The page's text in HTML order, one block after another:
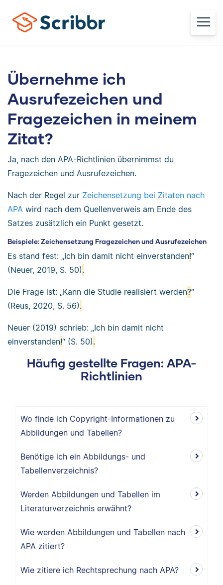
Übernehme ich
Ausrufezeichen und
Fragezeichen in meinem
Zitat?
Ja, nach den APA-Richtlinien übernimmst du
Fragezeichen und Ausrufezeichen.
Nach der Regel zur Zeichensetzung bei Zitaten nach
APA wird nach dem Quellenverweis am Ende des
Satzes zusätzlich ein Punkt gesetzt.
Beispiele: Zeichensetzung Fragezeichen und Ausrufezeichen
Es stand fest: „Ich bin damit nicht einverstanden!“
(Neuer, 2019, S. 50).
Die Frage ist: „Kann die Studie realisiert werden?“
(Reus, 2020, S. 56).
Neuer (2019) schrieb: „Ich bin damit nicht
einverstanden!“ (S. 50).
Häufig gestellte Fragen: APA-
Richtlinien
Wo finde ich Copyright-Informationen zu
Abbildungen und Tabellen?
Benötige ich ein Abbildungs- und
Tabellenverzeichnis?
Werden Abbildungen und Tabellen im
Literaturverzeichnis erwähnt?
Wie werden Abbildungen und Tabellen nach
APA zitiert?
Wie zitiere ich Rechtsprechung nach APA?